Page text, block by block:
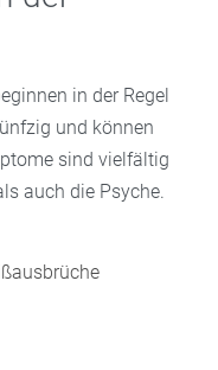
in der Regel
und können
sind vielfältig
auch die Psyche.